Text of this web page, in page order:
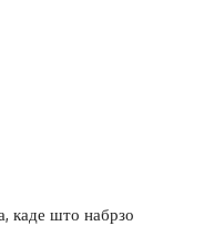
каде што набрзо